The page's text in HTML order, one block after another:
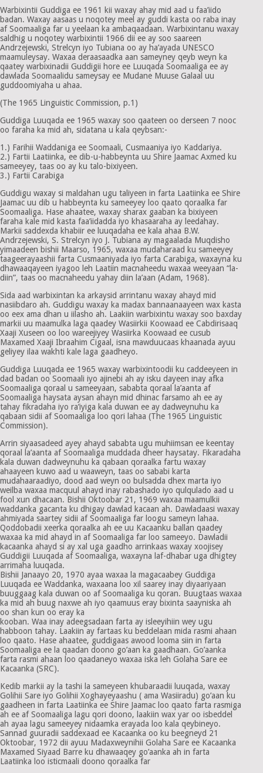
Warbixintii Guddiga ee 1961 kii waxay ahay mid aad u faa’iido
badan. Waxay aasaas u noqotey meel ay guddi kasta oo raba inay
af Soomaaliga far u yeelaan ka ambaqaadaan. Warbixintanu waxay
saldhig u noqotey warbixintii 1966 dii ee ay soo saareen
Andrzejewski, Strelcyn iyo Tubiana oo ay ha’ayada UNESCO
maamuleysay. Waxaa deraasaadka aan sameyney qeyb weyn ka
qaatey warbixinadii Guddigii hore ee Luuqada Soomaaliga ee ay
dawlada Soomaalidu sameysay ee Mudane Muuse Galaal uu
guddoomiyaha u ahaa.
(The 1965 Linguistic Commission, p.1)
Guddiga Luuqada ee 1965 waxay soo qaateen oo derseen 7 nooc
oo faraha ka mid ah, sidatana u kala qeybsan:-
1.) Farihii Waddaniga ee Soomaali, Cusmaaniya iyo Kaddariya.
2.) Fartii Laatiinka, ee dib-u-habbeynta uu Shire Jaamac Axmed ku
sameeyey, taas oo ay ku talo-bixiyeen.
3.) Fartii Carabiga
Guddigu waxay si maldahan ugu taliyeen in farta Laatiinka ee Shire
Jaamac uu dib u habbeynta ku sameeyey loo qaato qoraalka far
Soomaaliga. Hase ahaatee, waxay sharax gaaban ka bixiyeen
faraha kale mid kasta faa’iidadda iyo khasaaraha ay leedahay.
Markii saddexda khabiir ee luuqadaha ee kala ahaa B.W.
Andrzejewski, S. Strelcyn iyo J. Tubiana ay magaalada Muqdisho
yimaadeen bishii Maarso, 1965, waxaa mudaharaad ku sameeyey
taageerayaashii farta Cusmaaniyada iyo farta Carabiga, waxayna ku
dhawaaqayeen iyagoo leh Laatiin macnaheedu waxaa weeyaan “la-
diin”, taas oo macnaheedu yahay diin la’aan (Adam, 1968).
Sida aad warbixintan ka arkaysid arrintanu waxay ahayd mid
nasiibdaro ah. Guddigu waxay ka madax bannaanaayeen wax kasta
oo eex ama dhan u iilasho ah. Laakiin warbixintu waxay soo baxday
markii uu maamulka laga qaadey Wasiirkii Koowaad ee Cabdirisaaq
Xaaji Xuseen oo loo wareejiyey Wasiirka Koowaad ee cusub
Maxamed Xaaji Ibraahim Cigaal, isna mawduucaas khaanada ayuu
geliyey ilaa wakhti kale laga gaadheyo.
Guddiga Luuqada ee 1965 waxay warbixintoodii ku caddeeyeen in
dad badan oo Soomaali iyo ajinebi ah ay isku dayeen inay afka
Soomaaliga qoraal u sameeyaan, sababta qoraal la’aanta af
Soomaaliga haysata aysan ahayn mid dhinac farsamo ah ee ay
tahay fikradaha iyo ra’iyiga kala duwan ee ay dadweynuhu ka
qabaan sidii af Soomaaliga loo qori lahaa (The 1965 Linguistic
Commission).
Arrin siyaasadeed ayey ahayd sababta ugu muhiimsan ee keentay
qoraal la’aanta af Soomaaliga muddada dheer haysatay. Fikaradaha
kala duwan dadweynuhu ka qabaan qoraalka fartu waxay
ahaayeen kuwo aad u waaweyn, taas oo sababi karta
mudahaaraadiyo, dood aad weyn oo bulsadda dhex marta iyo
weilba waxaa macquul ahayd inay rabashado iyo qulqulado aad u
fool xun dhacaan. Bishii Oktoobar 21, 1969 waxaa maamulkii
waddanka gacanta ku dhigay dawlad kacaan ah. Dawladaasi waxay
ahmiyada saartey sidii af Soomaaliga far loogu sameyn lahaa.
Qoddobadii xeerka qoraalka ah ee uu Kacaanku ballan qaadey
waxaa ka mid ahayd in af Soomaaliga far loo sameeyo. Dawladii
kacaanka ahayd si ay xal uga gaadho arrinkaas waxay xoojisey
Guddigii Luuqada af Soomaaliga, waxayna laf-dhabar uga dhigtey
arrimaha luuqada.
Bishii Janaayo 20, 1970 ayaa waxaa la magacaabey Guddiga
Luuqada ee Waddanka, waxaana loo xil saarey inay diyaariyaan
buuggaag kala duwan oo af Soomaaliga ku qoran. Buugtaas waxaa
ka mid ah buug naxwe ah iyo qaamuus eray bixinta saayniska ah
oo shan kun oo eray ka
kooban. Waa inay adeegsadaan farta ay isleeyihiin wey ugu
habboon tahay. Laakiin ay fartaas ku beddelaan mida rasmi ahaan
loo qaato. Hase ahaatee, guddigaas awood looma siin in farta
Soomaaliga ee la qaadan doono go’aan ka gaadhaan. Go’aanka
farta rasmi ahaan loo qaadaneyo waxaa iska leh Golaha Sare ee
Kacaanka (SRC).
Kedib markii ay la tashi la sameyeen khubaraadii luuqada, waxay
Golihii Sare iyo Golihii Xoghayeyaashu ( ama Wasiiradu) go’aan ku
gaadheen in farta Laatiinka ee Shire Jaamac loo qaato farta rasmiga
ah ee af Soomaaliga lagu qori doono, laakiin wax yar oo isbeddel
ah ayaa lagu sameeyey nidaamka erayada loo kala qeybineyo.
Sannad guuradii saddexaad ee Kacaanka oo ku beegneyd 21
Oktoobar, 1972 dii ayuu Madaxweynihii Golaha Sare ee Kacaanka
Maxamed Siyaad Barre ku dhawaaqey go’aanka ah in farta
Laatiinka loo isticmaali doono qoraalka far